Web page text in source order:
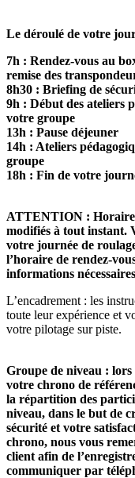
Le déroulé de votre
7h : Rendez-vous au
remise des
8h30 : Briefing de
9h : Début des ateliers
votre groupe
13h : Pause déjeuner
14h : Ateliers
groupe
18h : Fin de votre
ATTENTION :
modifiés à tout instant.
votre journée de
l’horaire de rendez-
informations
L’encadrement : les
toute leur expérience et
votre pilotage sur piste.
Groupe de niveau :
votre chrono de
la répartition des
niveau, dans le but de
sécurité et votre
chrono, nous vous
client afin de
communiquer par